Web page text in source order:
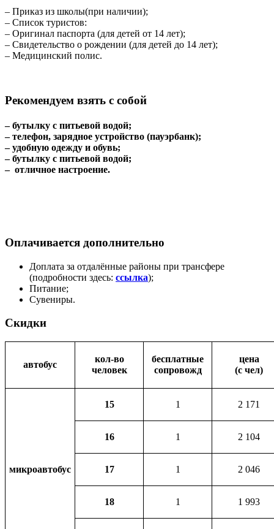
– Приказ из школы(при наличии);
– Список туристов:
– Оригинал паспорта (для детей от 14 лет);
– Свидетельство о рождении (для детей до 14 лет);
– Медицинский полис.
Рекомендуем взять с собой
– бутылку с питьевой водой;
– телефон, зарядное устройство (пауэрбанк);
– удобную одежду и обувь;
– бутылку с питьевой водой;
– отличное настроение.
Оплачивается дополнительно
Доплата за отдалённые районы при трансфере
(подробности здесь: ссылка);
Питание;
Сувениры.
Скидки
автобус
кол-во
человек
бесплатные
сопровожд
цена
(с чел)
микроавтобус
15 1 2 171
16 1 2 104
17 1 2 046
18 1 1 993